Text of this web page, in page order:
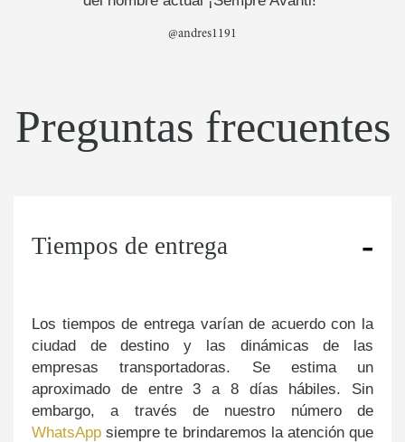
@andres1191
Preguntas frecuentes
Tiempos de entrega
Los tiempos de entrega varían de acuerdo con la
ciudad de destino y las dinámicas de las
empresas transportadoras. Se estima un
aproximado de entre 3 a 8 días hábiles. Sin
embargo, a través de nuestro número de
WhatsApp siempre te brindaremos la atención que